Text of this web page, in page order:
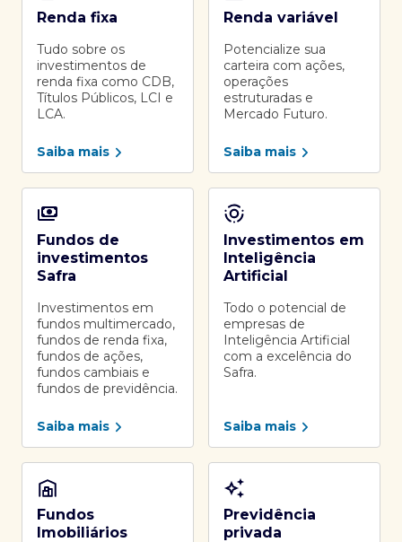
Renda fixa
Tudo sobre os
investimentos de
renda fixa como CDB,
Títulos Públicos, LCI e
LCA.
Saiba mais
Renda variável
Potencialize sua
carteira com ações,
operações
estruturadas e
Mercado Futuro.
Saiba mais
Fundos de
investimentos
Safra
Investimentos em
fundos multimercado,
fundos de renda fixa,
fundos de ações,
fundos cambiais e
fundos de previdência.
Saiba mais
Investimentos em
Inteligência
Artificial
Todo o potencial de
empresas de
Inteligência Artificial
com a excelência do
Safra.
Saiba mais
Fundos
Imobiliários
Previdência
privada